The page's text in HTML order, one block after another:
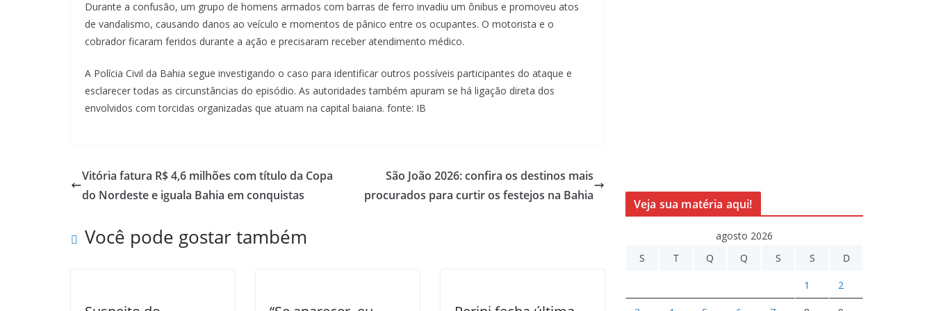
Durante a confusão, um grupo de homens armados com barras de ferro invadiu um ônibus e promoveu atos
de vandalismo, causando danos ao veículo e momentos de pânico entre os ocupantes. O motorista e o
cobrador ficaram feridos durante a ação e precisaram receber atendimento médico.
A Polícia Civil da Bahia segue investigando o caso para identificar outros possíveis participantes do ataque e
esclarecer todas as circunstâncias do episódio. As autoridades também apuram se há ligação direta dos
envolvidos com torcidas organizadas que atuam na capital baiana. fonte: IB
Vitória fatura R$ 4,6 milhões com título da Copa
do Nordeste e iguala Bahia em conquistas
São João 2026: confira os destinos mais
procurados para curtir os festejos na Bahia
Você pode gostar também
Veja sua matéria aqui!
agosto 2026
S
T Q Q S S D
1 2